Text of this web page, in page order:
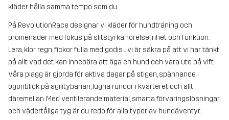
kläder hålla samma tempo som du.
På RevolutionRace designar vi kläder för hundträning och
promenader med fokus på slitstyrka, rörelsefrihet och funktion.
Lera, klor, regn, fickor fulla med godis… vi är säkra på att vi har tänkt
på allt vad det kan innebära att äga en hund och vara ute på vift.
Våra plagg är gjorda för aktiva dagar på stigen, spännande
ögonblick på agilitybanan, lugna rundor i kvarteret och allt
däremellan. Med ventilerande material, smarta förvaringslösningar
och vädertåliga tyg är du redo för alla typer av hundäventyr.